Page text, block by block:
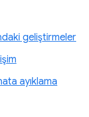
geliştirmeler
ayıklama